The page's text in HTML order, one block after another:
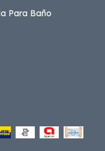
Para Baño